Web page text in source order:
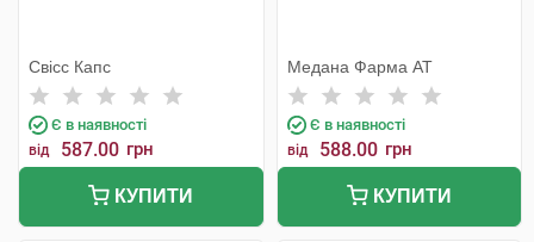
Свісс Капс
Є в наявності
від 587.00 грн
КУПИТИ
Медана Фарма АТ
Є в наявності
від 588.00 грн
КУПИТИ